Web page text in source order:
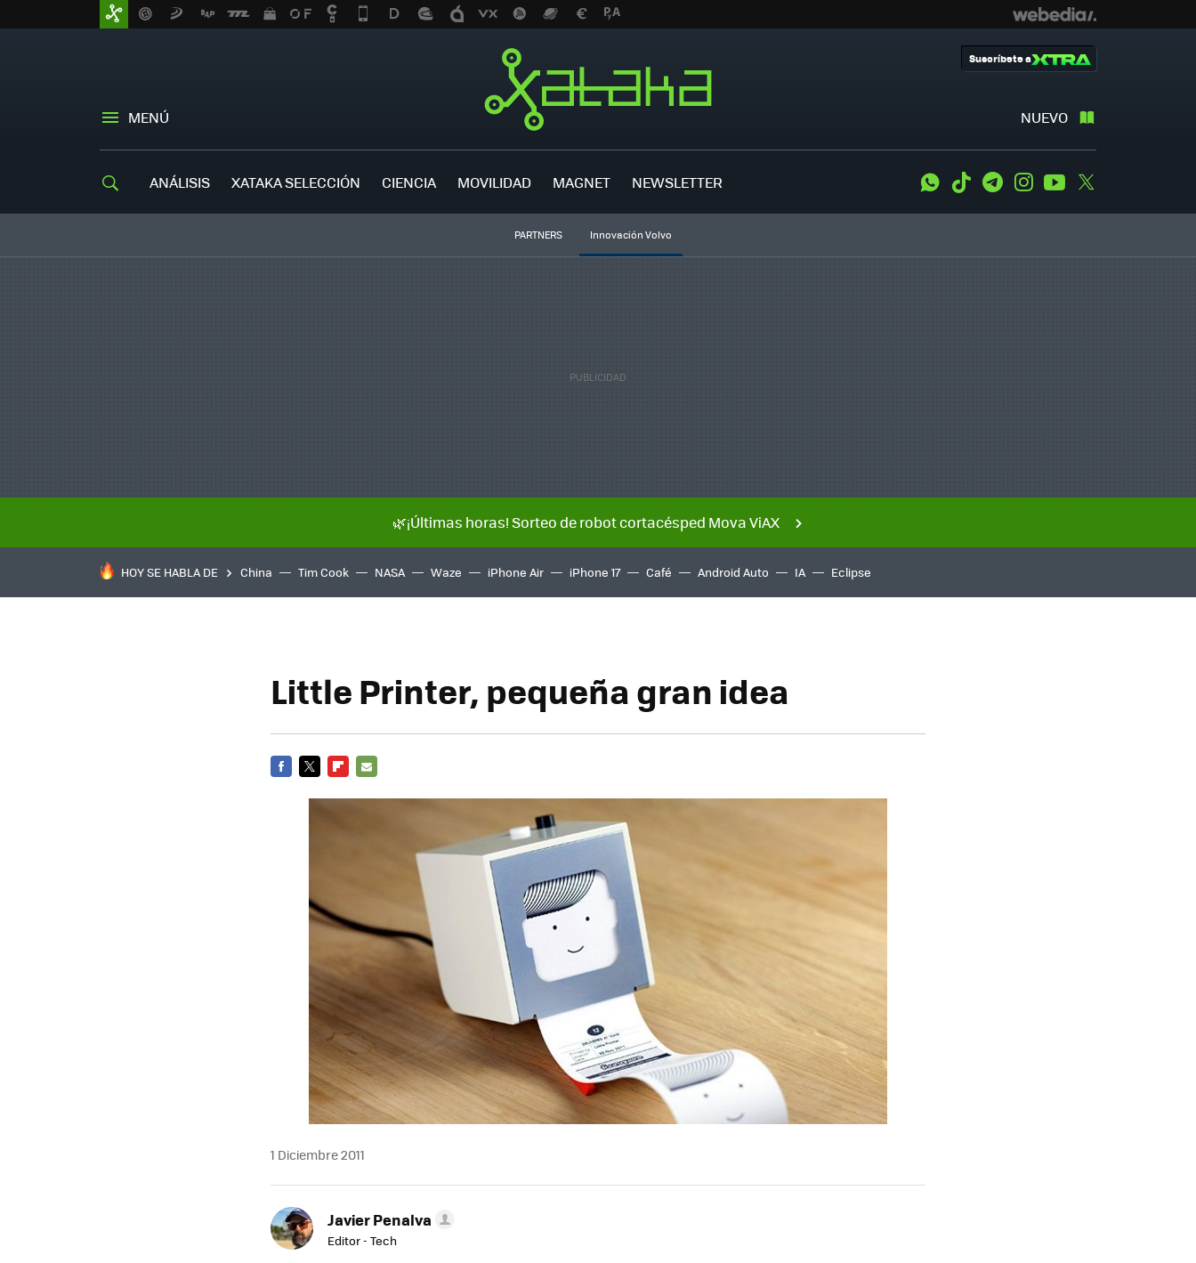
MENÚ NUEVO
Suscríbete a
ANÁLISIS XATAKA SELECCIÓN CIENCIA MOVILIDAD MAGNET NEWSLETTER WhatsApp
Tiktok TelegramInstagramYoutube
PARTNERS Innovación Volvo
🌿¡Últimas horas! Sorteo de robot cortacésped Mova ViAX
HOY SE HABLA DE China Tim Cook NASA Waze iPhone Air iPhone 17 Café Android Auto IA Eclipse
Little Printer, pequeña gran idea
1 Diciembre 2011
Javier Penalva
Editor - Tech